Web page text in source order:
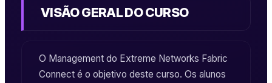
VISÃO GERAL DO CURSO
O Managementdo Extreme Networks Fabric
Connecté o objetivo deste curso. Os alunos